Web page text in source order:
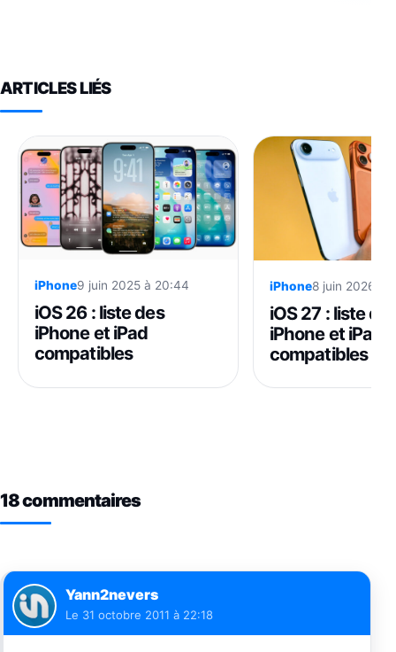
ARTICLES LIÉS
iPhone9 juin 2025 à 20:44
iOS 26 : liste des
iPhone et iPad
compatibles
iPhone8 juin 2026 à
iOS 27 : liste
iPhone et iPad
compatibles
18 commentaires
Yann2nevers
Le 31 octobre 2011 à 22:18